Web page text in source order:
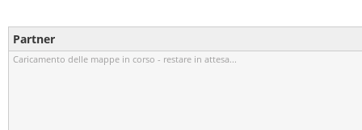
Partner
Caricamento delle mappe in corso - restare in attesa...